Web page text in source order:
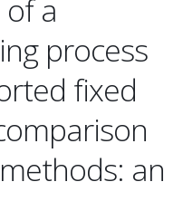
a
process
fixed
an